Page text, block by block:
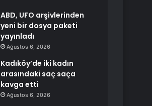
ABD, UFO arşivlerinden
yeni bir dosya paketi
yayınladı
Ağustos 6, 2026
Kadıköy’de iki kadın
arasındaki saç saça
kavga etti
Ağustos 6, 2026